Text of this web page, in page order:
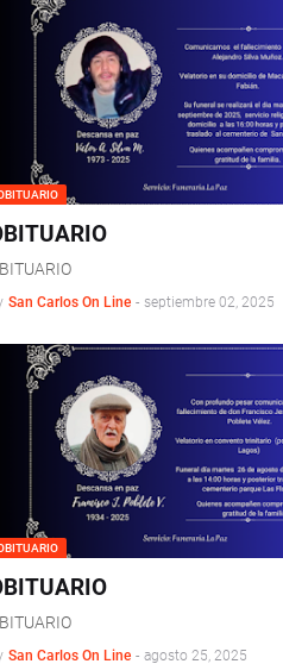
San Carlos On Line - septiembre 02, 2025
San Carlos On Line - agosto 25, 2025